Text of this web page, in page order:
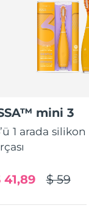
mini 3
1 arada
$ 59
41,89